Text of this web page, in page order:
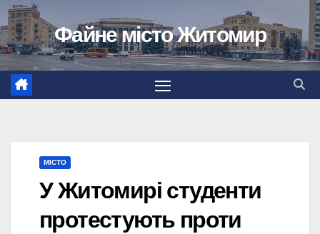
Перейти
до
вмісту
Файне місто Житомир
МІСТО
У Житомирі студенти
протестують проти